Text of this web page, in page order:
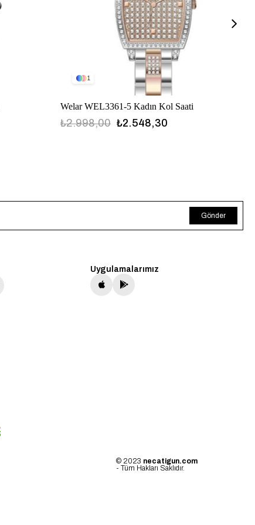
1
Welar WEL3361-5 Kadın Kol Saati
₺2.548,30
₺2.998,00
Gönder
Uygulamalarımız
© 2023 necatigun.com
- Tüm Hakları Saklıdır.